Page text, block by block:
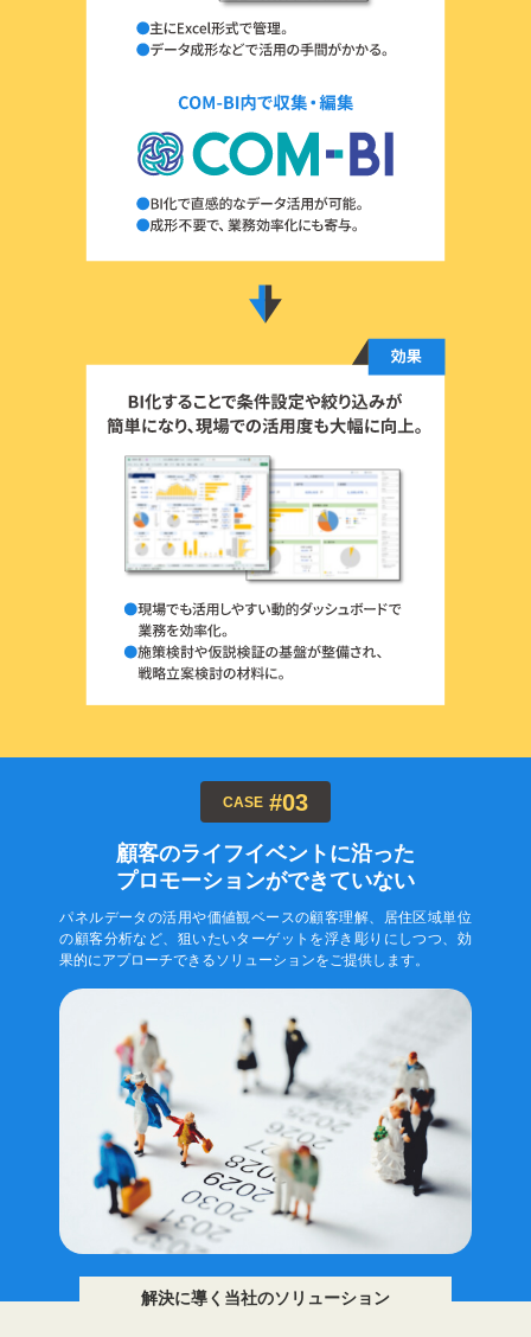
CASE #03
顧客のライフイベントに沿った
プロモーションができていない
パネルデータの活用や価値観ベースの顧客理解、居住区域単位
の顧客分析など、狙いたいターゲットを浮き彫りにしつつ、効
果的にアプローチできるソリューションをご提供します。
解決に導く当社のソリューション